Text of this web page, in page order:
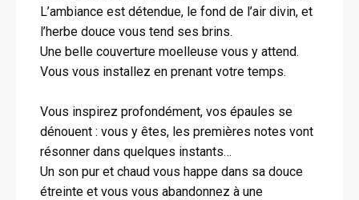
L’ambiance est détendue, le fond de l’air divin, et
l’herbe douce vous tend ses brins.
Une belle couverture moelleuse vous y attend.
Vous vous installez en prenant votre temps.
Vous inspirez profondément, vos épaules se
dénouent : vous y êtes, les premières notes vont
résonner dans quelques instants…
Un son pur et chaud vous happe dans sa douce
étreinte et vous vous abandonnez à une